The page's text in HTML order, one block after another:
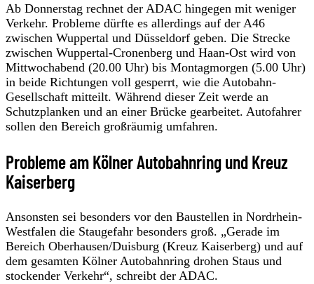
Ab Donnerstag rechnet der ADAC hingegen mit weniger
Verkehr. Probleme dürfte es allerdings auf der A46
zwischen Wuppertal und Düsseldorf geben. Die Strecke
zwischen Wuppertal-Cronenberg und Haan-Ost wird von
Mittwochabend (20.00 Uhr) bis Montagmorgen (5.00 Uhr)
in beide Richtungen voll gesperrt, wie die Autobahn-
Gesellschaft mitteilt. Während dieser Zeit werde an
Schutzplanken und an einer Brücke gearbeitet. Autofahrer
sollen den Bereich großräumig umfahren.
Probleme am Kölner Autobahnring und Kreuz
Kaiserberg
Ansonsten sei besonders vor den Baustellen in Nordrhein-
Westfalen die Staugefahr besonders groß. „Gerade im
Bereich Oberhausen/Duisburg (Kreuz Kaiserberg) und auf
dem gesamten Kölner Autobahnring drohen Staus und
stockender Verkehr“, schreibt der ADAC.